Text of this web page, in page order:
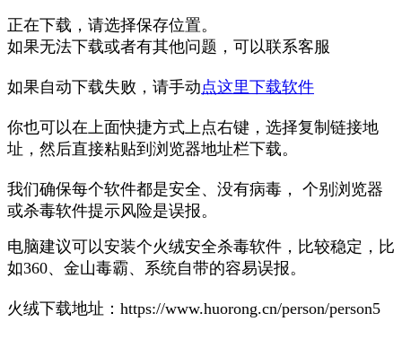
正在下载，请选择保存位置。
如果无法下载或者有其他问题，可以联系客服
如果自动下载失败，请手动点这里下载软件
你也可以在上面快捷方式上点右键，选择复制链接地
址，然后直接粘贴到浏览器地址栏下载。
我们确保每个软件都是安全、没有病毒， 个别浏览器
或杀毒软件提示风险是误报。
电脑建议可以安装个火绒安全杀毒软件，比较稳定，比
如360、金山毒霸、系统自带的容易误报。
火绒下载地址：https://www.huorong.cn/person/person5